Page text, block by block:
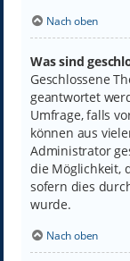
Nach oben
Was sind
Geschlossene
geantwortet
Umfrage, falls
können aus
Administrator
die Möglichkeit,
sofern dies
wurde.
Nach oben